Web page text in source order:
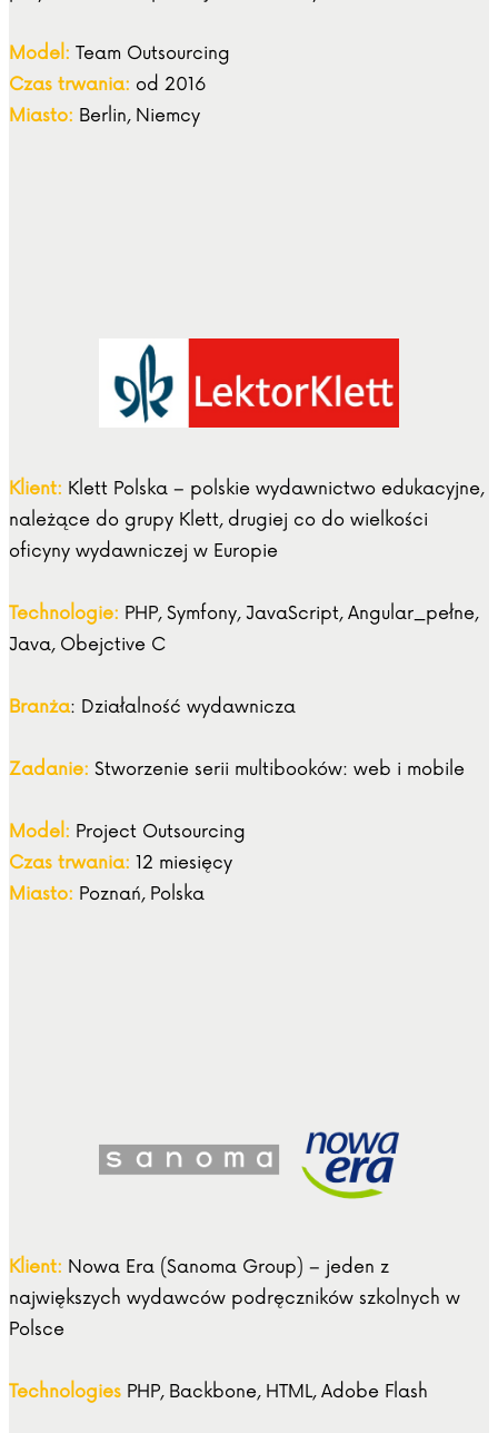
Model: Team Outsourcing
Czas trwania: od 2016
Miasto: Berlin, Niemcy
Klient: Klett Polska – polskie wydawnictwo edukacyjne,
należące do grupy Klett, drugiej co do wielkości
oficyny wydawniczej w Europie
Technologie: PHP, Symfony, JavaScript, Angular_pełne,
Java, Obejctive C
Branża: Działalność wydawnicza
Zadanie: Stworzenie serii multibooków: web i mobile
Model: Project Outsourcing
Czas trwania: 12 miesięcy
Miasto: Poznań, Polska
Klient: Nowa Era (Sanoma Group) – jeden z
największych wydawców podręczników szkolnych w
Polsce
Technologies PHP, Backbone, HTML, Adobe Flash